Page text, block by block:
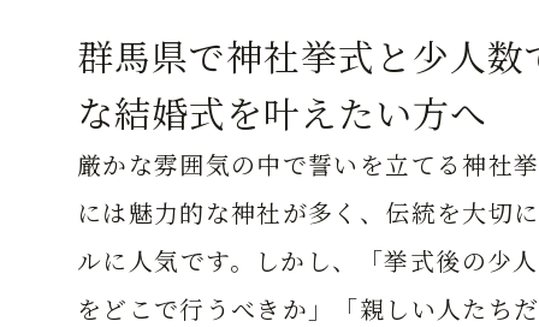
群馬県で神社挙式と少人数
な結婚式を叶えたい方へ
厳かな雰囲気の中で誓いを立てる神社
には魅力的な神社が多く、伝統を大切
ルに人気です。しかし、「挙式後の少
をどこで行うべきか」「親しい人たち